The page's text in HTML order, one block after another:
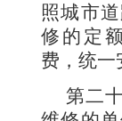
照城市
修的定
费，统一
第二